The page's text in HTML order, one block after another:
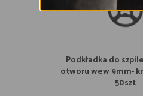
Podkładka do
otworu wew 9mm-
50szt